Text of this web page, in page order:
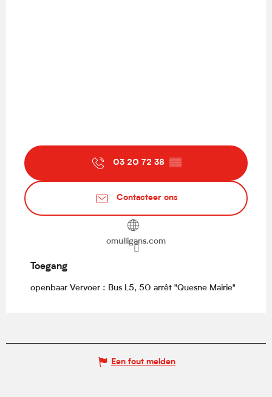
03 20 72 38 ▒▒
Contacteer ons
omulligans.com
Toegang
Toegang
openbaar Vervoer : Bus L5, 50 arrêt "Quesne Mairie"
Een fout melden